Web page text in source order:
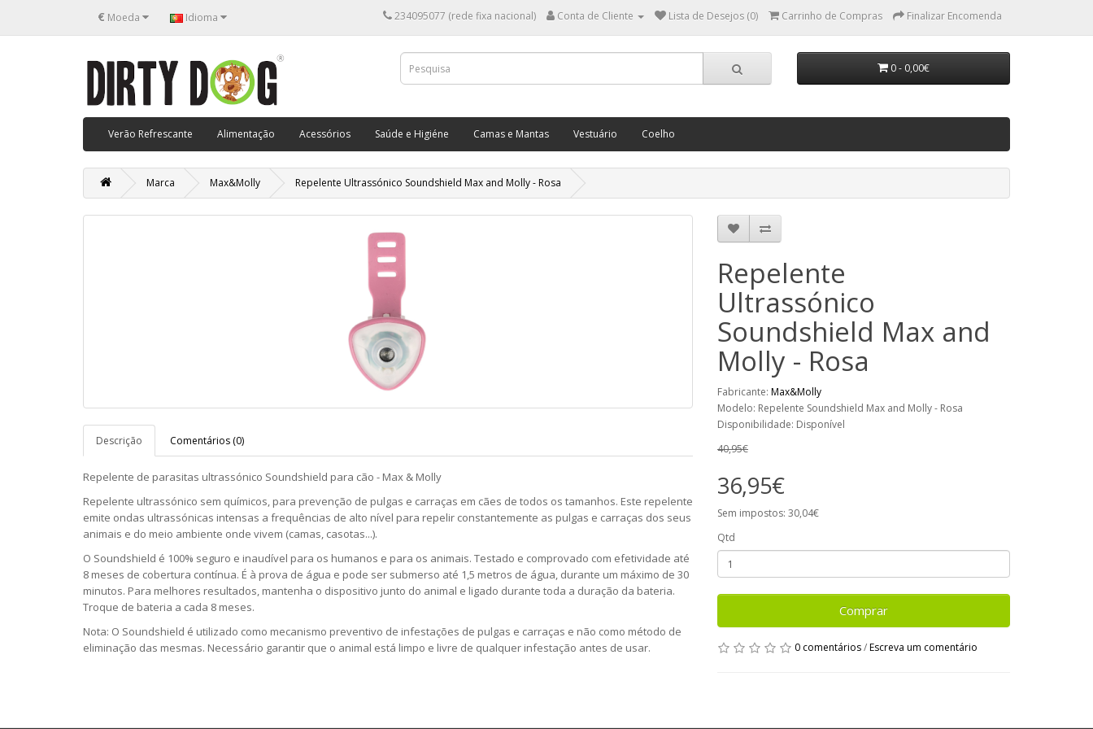
€ Moeda Idioma 234095077 (rede fixa nacional) Conta de Cliente Lista de Desejos (0) Carrinho de Compras Finalizar Encomenda
0 - 0,00€
Verão Refrescante Alimentação Acessórios Saúde e Higiéne Camas e Mantas Vestuário Coelho
Marca Max&Molly Repelente Ultrassónico Soundshield Max and Molly - Rosa
Descrição Comentários (0)
Repelente de parasitas ultrassónico Soundshield para cão - Max & Molly
Repelente ultrassónico sem químicos, para prevenção de pulgas e carraças em cães de todos os tamanhos. Este repelente
emite ondas ultrassónicas intensas a frequências de alto nível para repelir constantemente as pulgas e carraças dos seus
animais e do meio ambiente onde vivem (camas, casotas...).
O Soundshield é 100% seguro e inaudível para os humanos e para os animais. Testado e comprovado com efetividade até
8 meses de cobertura contínua. É à prova de água e pode ser submerso até 1,5 metros de água, durante um máximo de 30
minutos. Para melhores resultados, mantenha o dispositivo junto do animal e ligado durante toda a duração da bateria.
Troque de bateria a cada 8 meses.
Nota: O Soundshield é utilizado como mecanismo preventivo de infestações de pulgas e carraças e não como método de
eliminação das mesmas. Necessário garantir que o animal está limpo e livre de qualquer infestação antes de usar.
Repelente
Ultrassónico
Soundshield Max and
Molly - Rosa
Fabricante: Max&Molly
Modelo: Repelente Soundshield Max and Molly - Rosa
Disponibilidade: Disponível
40,95€
36,95€
Sem impostos: 30,04€
Qtd
Comprar
0 comentários/Escreva um comentário